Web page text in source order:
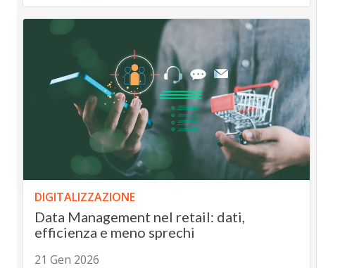
DIGITALIZZAZIONE
Data Management nel retail: dati,
efficienza e meno sprechi
21 Gen 2026